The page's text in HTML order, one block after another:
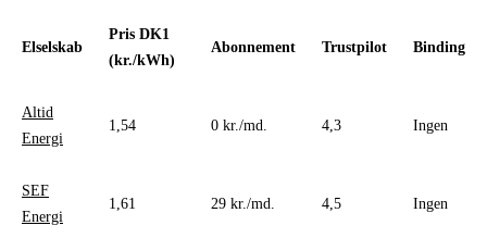
Elselskab
Pris DK1
(kr./kWh)
Abonnement Trustpilot Binding
Altid
Energi
1,54 0 kr./md. 4,3 Ingen
SEF
Energi
1,61 29 kr./md. 4,5 Ingen